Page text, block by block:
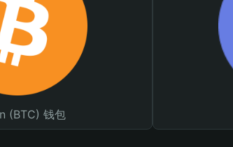
(BTC) 钱包